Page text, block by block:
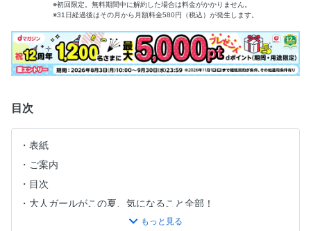
※初回限定。無料期間中に解約した場合は料金がかかりません。
※31日経過後はその月から月額料金580円（税込）が発生します。
目次
表紙
ご案内
目次
大人ガールがこの夏、気になること全部！
岡崎紗絵がMIUMIUを着こなす夏